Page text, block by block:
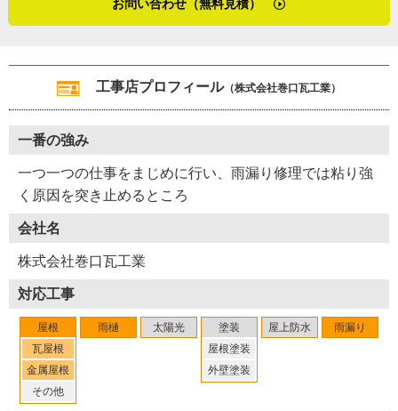
巻口瓦工業の展望は？と尋ねたところ、「お客さまとの縁
の原因を徹底的に追究して、『ここが原因だろう』なんて
そしてもう１つ。巻口さんが会社の将来について不安に思
っていることがあります。
「瓦屋根職人の後継者問題です。それは、私の会社だけの
す。私たちの年代の職人が、屋根に上がれなくなった時が
怖いですね。教える人がいなくては、瓦屋根を葺（ふ）く
も、屋根リフォームは金属屋根（ガルバリウム鋼板屋根）
が増えてきているし、新築は和型の家がめっきり少なくな
っているので、教える機会が少ないのが現状です。今、誰
か一緒にやってくれないかと募集をかけているところで
す。元気が良くて誠実な若者が来てくれるといいですね」
さらに、と巻口さんは続けます。
因で雨漏りを起こしている事例にもよく遭遇します。コー
キング剤で固めるメリットは、台風や地震の時でも瓦が固
定されて落ちにくいことですが、それをすると水の通り道
をふさいでしまいます。また、本来、埋めてはいけない通
で埋めてしまっている修理跡もよく見ます。この間、私が
雨漏り修理を依頼された家は、化粧スレート（※２）・谷
（※１）・棟から雨漏りをしていたらしく、すでに大がか
喰で埋めてしまっていたのです。鳥やゴミの侵入を防ぐ目
的で本谷を塞ぐなら、通気性のある資材を使用しなければ
いけません。瓦屋根には先人の知恵と技術が詰まっている
のですが、それを理解できる職人が少なくなってきている
なと感じます」と、屋根瓦の特性を無視した屋根修理・リ
フォームをする屋根リフォーム業者を、不安に思っている
ようでした。
客さまの安心と満足のためです。繰り返す雨漏りに途方に
を止めてくれるから」と言いたくなるに違いありません。
続けるでしょう。
（２０１８年７月取材）
お問い合わせ（無料見積）
工事店プロフィール（株式会社巻口瓦工業）
一番の強み
一つ一つの仕事をまじめに行い、雨漏り修理では粘り強
く原因を突き止めるところ
会社名
株式会社巻口瓦工業
対応工事
屋根
瓦屋根
金属屋根
その他
雨樋 太陽光
塗装
屋根塗装
外壁塗装
屋上防水 雨漏り